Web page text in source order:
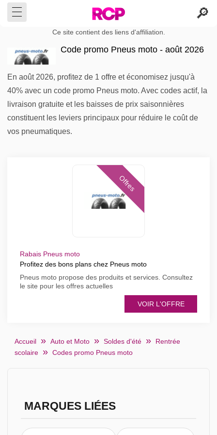
Ce site contient des liens d'affiliation.
Code promo Pneus moto - août 2026
En août 2026, profitez de 1 offre et économisez jusqu'à
40% avec un code promo Pneus moto. Avec codes actif, la
livraison gratuite et les baisses de prix saisonnières
constituent les leviers principaux pour réduire le coût de
vos pneumatiques.
Offres
Rabais Pneus moto
Profitez des bons plans chez Pneus moto
Pneus moto propose des produits et services. Consultez
le site pour les offres actuelles
VOIR L'OFFRE
Accueil Auto et Moto Soldes d'été
Rentrée
scolaire
Codes promo Pneus moto
MARQUES LIÉES